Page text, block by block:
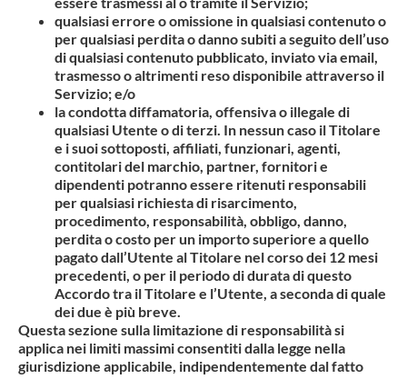
qualsiasi errore o omissione in qualsiasi contenuto o
per qualsiasi perdita o danno subiti a seguito dell’uso
di qualsiasi contenuto pubblicato, inviato via email,
trasmesso o altrimenti reso disponibile attraverso il
Servizio; e/o
la condotta diffamatoria, offensiva o illegale di
qualsiasi Utente o di terzi. In nessun caso il Titolare
e i suoi sottoposti, affiliati, funzionari, agenti,
contitolari del marchio, partner, fornitori e
dipendenti potranno essere ritenuti responsabili
per qualsiasi richiesta di risarcimento,
procedimento, responsabilità, obbligo, danno,
perdita o costo per un importo superiore a quello
pagato dall’Utente al Titolare nel corso dei 12 mesi
precedenti, o per il periodo di durata di questo
Accordo tra il Titolare e l’Utente, a seconda di quale
dei due è più breve.
Questa sezione sulla limitazione di responsabilità si
applica nei limiti massimi consentiti dalla legge nella
giurisdizione applicabile, indipendentemente dal fatto